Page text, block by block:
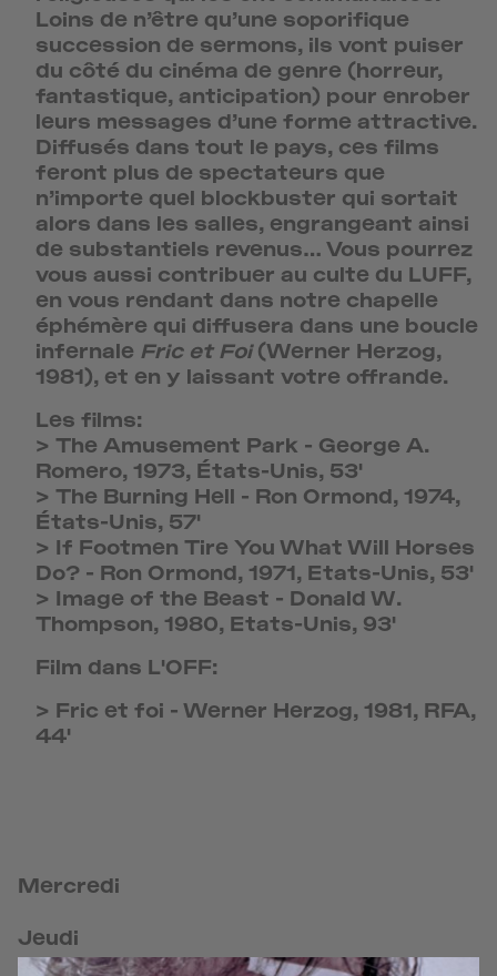
Loins de n’être qu’une soporifique
succession de sermons, ils vont puiser
du côté du cinéma de genre (horreur,
fantastique, anticipation) pour enrober
leurs messages d’une forme attractive.
Diffusés dans tout le pays, ces films
feront plus de spectateurs que
n’importe quel blockbuster qui sortait
alors dans les salles, engrangeant ainsi
de substantiels revenus… Vous pourrez
vous aussi contribuer au culte du LUFF,
en vous rendant dans notre chapelle
éphémère qui diffusera dans une boucle
infernale Fric et Foi(Werner Herzog,
1981), et en y laissant votre offrande.
Les films:
> The Amusement Park - George A.
Romero, 1973, États-Unis, 53'
> The Burning Hell - Ron Ormond, 1974,
États-Unis, 57'
> If Footmen Tire You What Will Horses
Do? - Ron Ormond, 1971, Etats-Unis, 53'
> Image of the Beast - Donald W.
Thompson, 1980, Etats-Unis, 93'
Film dans L'OFF:
> Fric et foi - Werner Herzog, 1981, RFA,
44'
Mercredi
Jeudi